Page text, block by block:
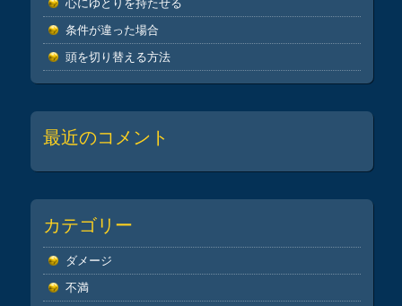
心にゆとりを持たせる
条件が違った場合
頭を切り替える方法
最近のコメント
カテゴリー
ダメージ
不満